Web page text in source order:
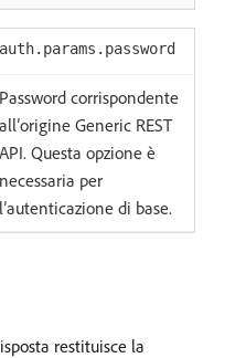
auth.params.password
Password corrispondente
all’origine Generic REST
API. Questa opzione è
necessaria per
l’autenticazione di base.
restituisce la